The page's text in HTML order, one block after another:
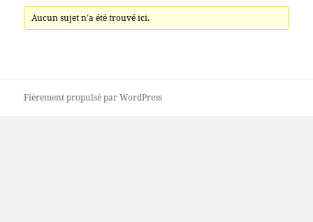
Aucun sujet n’a été trouvé ici.
Fièrement propulsé par WordPress